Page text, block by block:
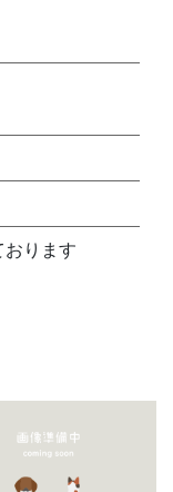
ります